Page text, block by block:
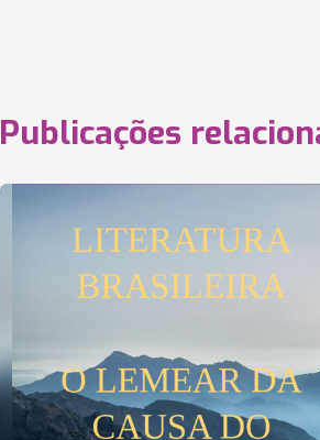
Publicações